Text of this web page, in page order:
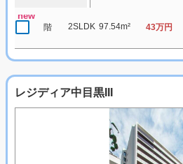
new
階 2SLDK 97.54m² 43万円
レジディア中目黒III